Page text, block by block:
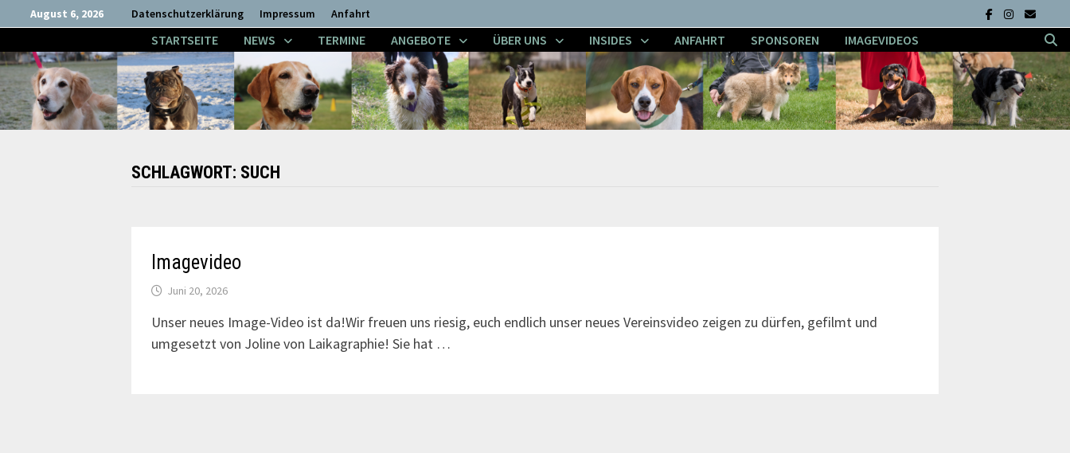
Inhalt
springen
August 6, 2026 Datenschutzerklärung Impressum Anfahrt
STARTSEITE NEWS TERMINE ANGEBOTE ÜBER UNS INSIDES ANFAHRT SPONSOREN IMAGEVIDEOS
SCHLAGWORT: SUCH
Imagevideo
Juni 20, 2026
Unser neues Image-Video ist da!Wir freuen uns riesig, euch endlich unser neues Vereinsvideo zeigen zu dürfen, gefilmt und
umgesetzt von Joline von Laikagraphie! Sie hat …